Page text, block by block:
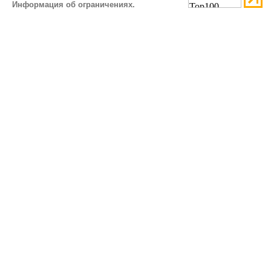
Информация об ограничениях.